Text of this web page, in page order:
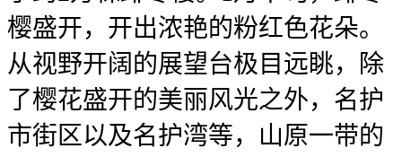
樱盛开，开出浓艳的粉红色花朵。
从视野开阔的展望台极目远眺，除
了樱花盛开的美丽风光之外，名护
市街区以及名护湾等，山原一带的